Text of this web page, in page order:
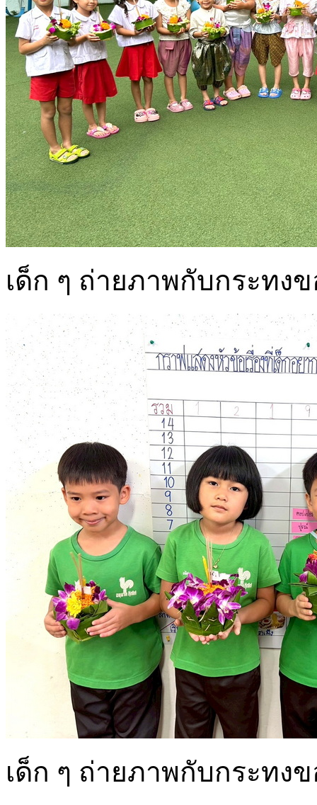
เด็ก ๆ ถ่ายภาพกับกระทงข
เด็ก ๆ ถ่ายภาพกับกระทงข